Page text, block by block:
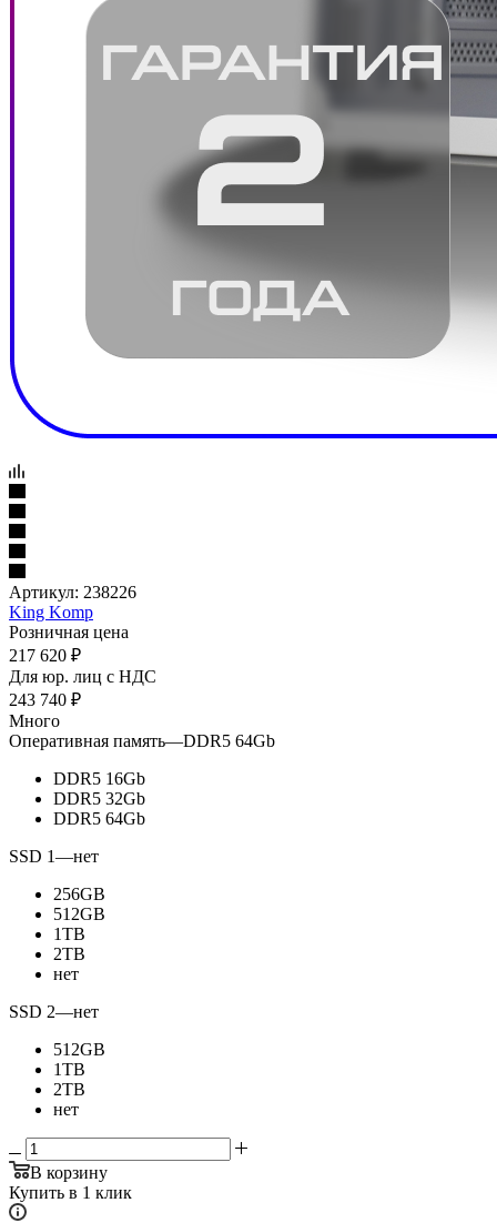
Артикул: 238226
King Komp
Розничная цена
217 620 ₽
Для юр. лиц c НДС
243 740 ₽
Много
Оперативная память—DDR5 64Gb
DDR5 16Gb
DDR5 32Gb
DDR5 64Gb
SSD 1—нет
256GB
512GB
1TB
2TB
нет
SSD 2—нет
512GB
1TB
2TB
нет
В корзину
Купить в 1 клик